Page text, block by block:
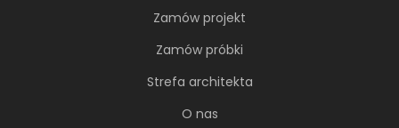
Zamów projekt
Zamów próbki
Strefa architekta
O nas